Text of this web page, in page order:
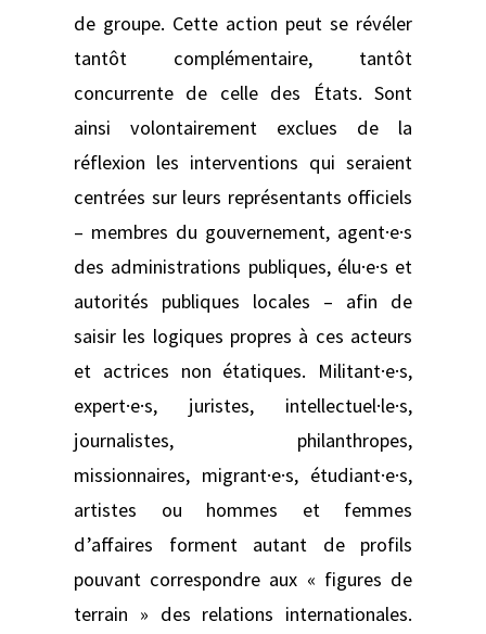
de groupe. Cette action peut se révéler
tantôt complémentaire, tantôt
concurrente de celle des États. Sont
ainsi volontairement exclues de la
réflexion les interventions qui seraient
centrées sur leurs représentants officiels
– membres du gouvernement, agent·e·s
des administrations publiques, élu·e·s et
autorités publiques locales – afin de
saisir les logiques propres à ces acteurs
et actrices non étatiques. Militant·e·s,
expert·e·s, juristes, intellectuel·le·s,
journalistes, philanthropes,
missionnaires, migrant·e·s, étudiant·e·s,
artistes ou hommes et femmes
d’affaires forment autant de profils
pouvant correspondre aux « figures de
terrain » des relations internationales.